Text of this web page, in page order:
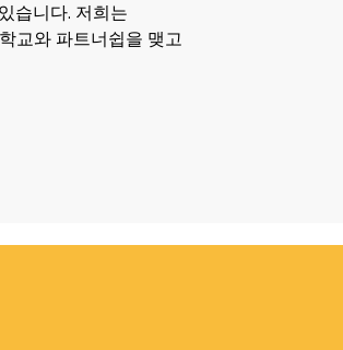
습니다. 저희는
교와 파트너쉽을 맺고